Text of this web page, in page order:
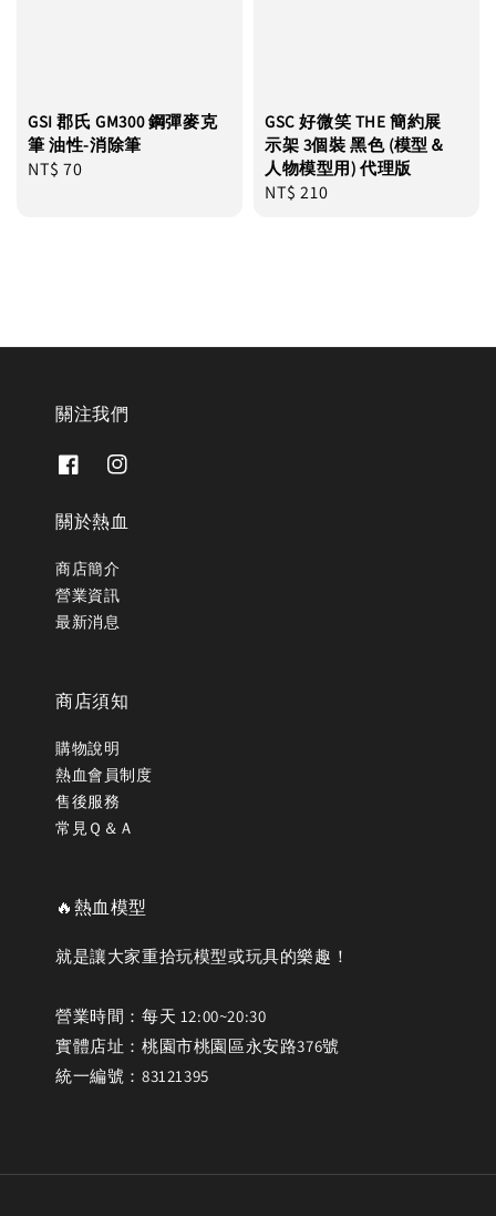
GSI 郡氏 GM300 鋼彈麥克
筆 油性-消除筆
Regular
NT$ 70
GSC 好微笑 THE 簡約展
示架 3個裝 黑色 (模型＆
人物模型用) 代理版
Regular
NT$ 210
關注我們
關於熱血
商店簡介
營業資訊
最新消息
商店須知
購物說明
熱血會員制度
售後服務
常見Ｑ＆Ａ
🔥熱血模型
就是讓大家重拾玩模型或玩具的樂趣！
營業時間：每天 12:00~20:30
實體店址：桃園市桃園區永安路376號
統一編號：83121395